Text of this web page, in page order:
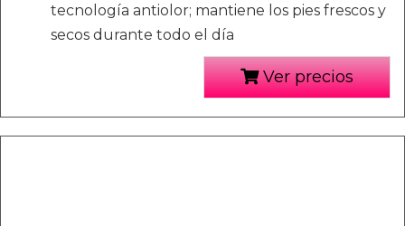
tecnología antiolor; mantiene los pies frescos y
secos durante todo el día
Ver precios